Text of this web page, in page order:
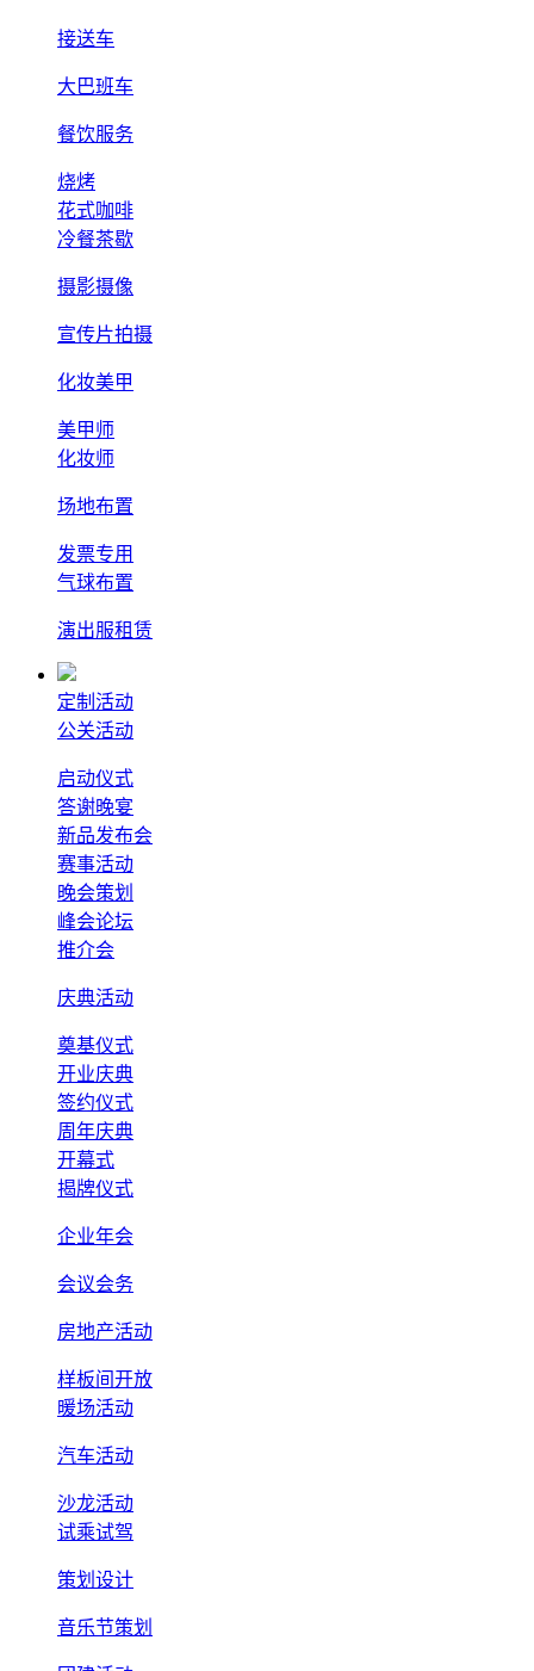
接送车
大巴班车
餐饮服务
烧烤
花式咖啡
冷餐茶歇
摄影摄像
宣传片拍摄
化妆美甲
美甲师
化妆师
场地布置
发票专用
气球布置
演出服租赁
定制活动
公关活动
启动仪式
答谢晚宴
新品发布会
赛事活动
晚会策划
峰会论坛
推介会
庆典活动
奠基仪式
开业庆典
签约仪式
周年庆典
开幕式
揭牌仪式
企业年会
会议会务
房地产活动
样板间开放
暖场活动
汽车活动
沙龙活动
试乘试驾
策划设计
音乐节策划